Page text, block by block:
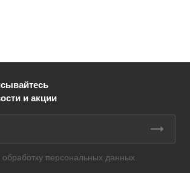
и акции
обработку персональных данных